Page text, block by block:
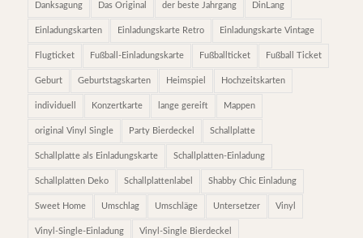
Danksagung Das Original der beste Jahrgang DinLang
Einladungskarten Einladungskarte Retro Einladungskarte Vintage
Flugticket Fußball-Einladungskarte Fußballticket Fußball Ticket
Geburt Geburtstagskarten Heimspiel Hochzeitskarten
individuell Konzertkarte lange gereift Mappen
original Vinyl Single Party Bierdeckel Schallplatte
Schallplatte als Einladungskarte Schallplatten-Einladung
Schallplatten Deko Schallplattenlabel Shabby Chic Einladung
Sweet Home Umschlag Umschläge Untersetzer Vinyl
Vinyl-Single-Einladung Vinyl-Single Bierdeckel